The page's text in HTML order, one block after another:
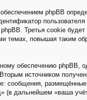
phpBB
Третья cookie будет
темах, повышая таким
обеспечению phpBB,
источником
сообщения, размещённые
(в дальнейшем «ваша